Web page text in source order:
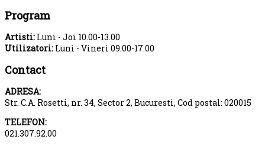
Program
Artisti: Luni - Joi 10.00-13.00
Utilizatori: Luni - Vineri 09.00-17.00
Contact
ADRESA:
Str. C.A. Rosetti, nr. 34, Sector 2, Bucuresti, Cod postal: 020015
TELEFON:
021.307.92.00